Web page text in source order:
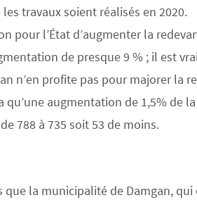
travaux soient réalisés en 2020.
pour l’État d’augmenter la
de presque 9 % ; il est
n’en profite pas pour majorer la
augmentation de 1,5% de
788 à 735 soit 53 de moins.
que la municipalité de Damgan,